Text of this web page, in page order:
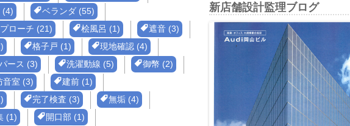
(4)
ベランダ (55)
ローチ (21) 桧風呂 (1)
遮音 (3)
格子戸 (1)
現地確認 (4)
ース (3) 洗濯動線 (5)
御幣 (2)
音室 (3)
建前 (1)
完了検査 (3)
無垢 (4)
(1)
開口部 (1)
新店舗設計監理ブログ